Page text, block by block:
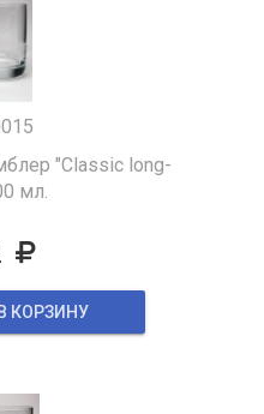
"Classic long-
мл.
КОРЗИНУ